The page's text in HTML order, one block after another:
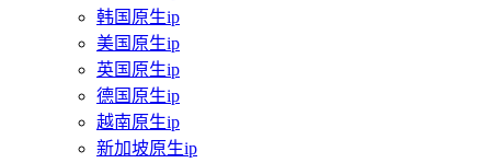
韩国原生ip
美国原生ip
英国原生ip
德国原生ip
越南原生ip
新加坡原生ip